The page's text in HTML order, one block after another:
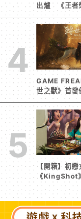
出爐 《王者
首《寒霜啟示
後！
4
GAME
世之獸》首發
方急發聲明承
新彌補
5
【開箱】初
《KingShot
攜手焦糖楓、
「國王燒烤節